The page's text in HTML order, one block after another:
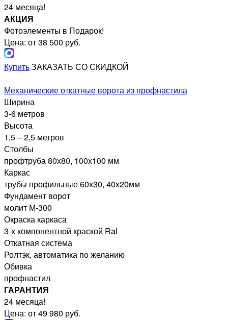
24 месяца!
АКЦИЯ
Фотоэлементы в Подарок!
Цена: от 38 500 руб.
КупитьЗАКАЗАТЬ СО СКИДКОЙ
Механические откатные ворота из профнастила
Ширина
3-6 метров
Высота
1,5 – 2,5 метров
Столбы
профтруба 80х80, 100х100 мм
Каркас
трубы профильные 60х30, 40х20мм
Фундамент ворот
молит М-300
Окраска каркаса
3-х компонентной краской Ral
Откатная система
Ролтэк, автоматика по желанию
Обивка
профнастил
ГАРАНТИЯ
24 месяца!
Цена: от 49 980 руб.